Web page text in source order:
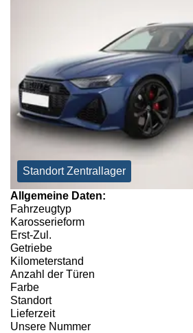
Standort Zentrallager
Allgemeine Daten:
Fahrzeugtyp
Karosserieform
Erst-Zul.
Getriebe
Kilometerstand
Anzahl der Türen
Farbe
Standort
Lieferzeit
Unsere Nummer